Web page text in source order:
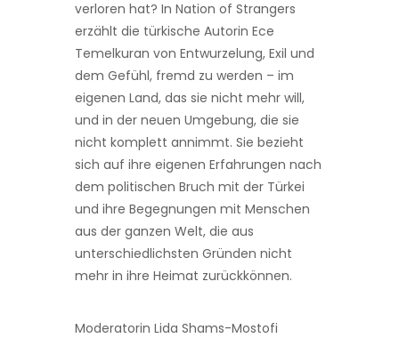
verloren hat? In Nation of Strangers
erzählt die türkische Autorin Ece
Temelkuran von Entwurzelung, Exil und
dem Gefühl, fremd zu werden – im
eigenen Land, das sie nicht mehr will,
und in der neuen Umgebung, die sie
nicht komplett annimmt. Sie bezieht
sich auf ihre eigenen Erfahrungen nach
dem politischen Bruch mit der Türkei
und ihre Begegnungen mit Menschen
aus der ganzen Welt, die aus
unterschiedlichsten Gründen nicht
mehr in ihre Heimat zurückkönnen.
Moderatorin Lida Shams-Mostofi